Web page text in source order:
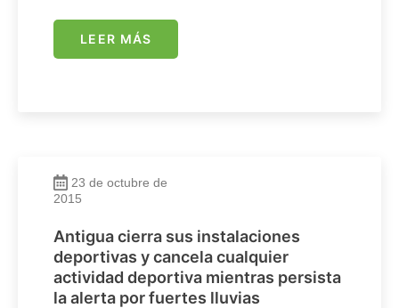
LEER MÁS
23 de octubre de
2015
Antigua cierra sus instalaciones
deportivas y cancela cualquier
actividad deportiva mientras persista
la alerta por fuertes lluvias